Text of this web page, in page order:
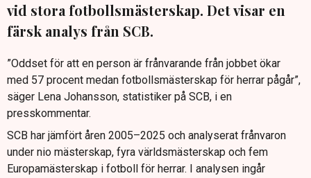
vid stora fotbollsmästerskap. Det visar en
färsk analys från SCB.
”Oddset för att en person är frånvarande från jobbet ökar
med 57 procent medan fotbollsmästerskap för herrar pågår”,
säger Lena Johansson, statistiker på SCB, i en
presskommentar.
SCB har jämfört åren 2005–2025 och analyserat frånvaron
under nio mästerskap, fyra världsmästerskap och fem
Europamästerskap i fotboll för herrar. I analysen ingår